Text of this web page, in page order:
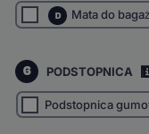
D Mata do
6 PODSTOPNICA
Podstopnica